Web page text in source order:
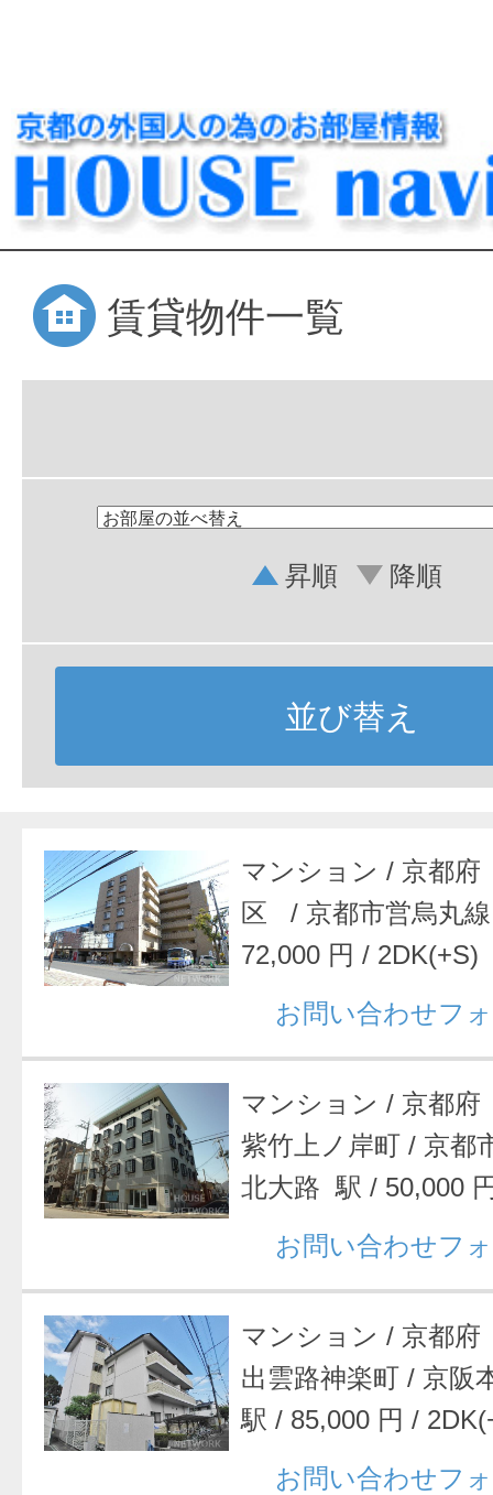
賃貸物件一覧
昇順 降順
並び替え
マンション/ 京都
区/ 京都市営烏丸
72,000 円/ 2DK(+S)
お問い合わせフ
マンション/ 京都
紫竹上ノ岸町/ 京都
北大路 駅/ 50,000
お問い合わせフ
マンション/ 京都
出雲路神楽町/ 京阪
駅/ 85,000 円/
お問い合わせフ